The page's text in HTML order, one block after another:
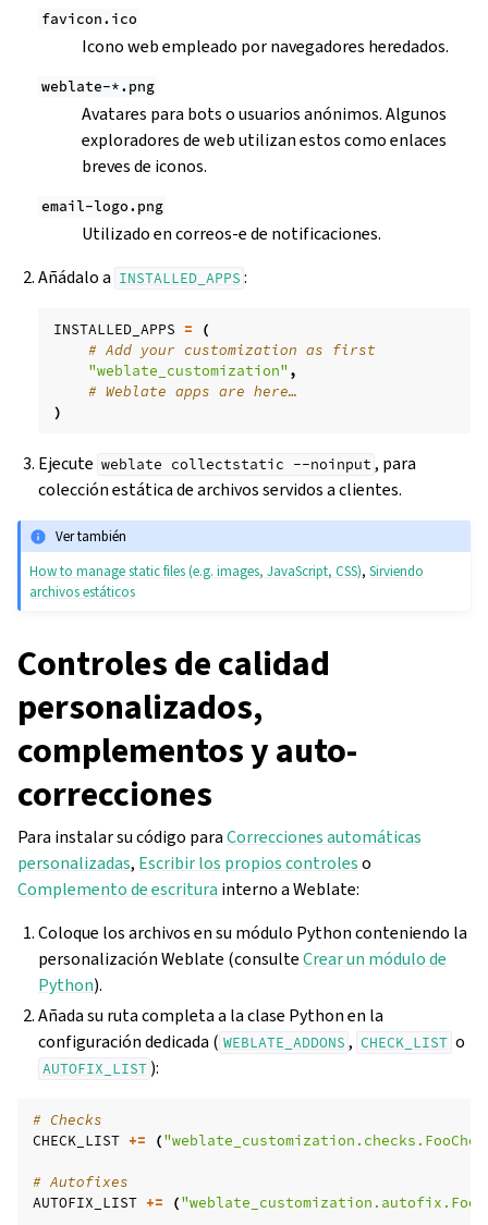
favicon.ico
Icono web empleado por navegadores heredados.
weblate-*.png
Avatares para bots o usuarios anónimos. Algunos
exploradores de web utilizan estos como enlaces
breves de iconos.
email-logo.png
Utilizado en correos-e de notificaciones.
Añádalo a INSTALLED_APPS :
INSTALLED_APPS =
(
# Add your customization as first
"weblate_customization",
# Weblate apps are here…
)
Ejecute weblate collectstatic --noinput , para
colección estática de archivos servidos a clientes.
Ver también
How to manage static files (e.g. images, JavaScript, CSS),Sirviendo
archivos estáticos
Controles de calidad
personalizados,
complementos y auto-
correcciones
Para instalar su código paraCorrecciones automáticas
personalizadas, Escribir los propios controleso
Complemento de escritura interno a Weblate:
Coloque los archivos en su módulo Python conteniendo la
personalización Weblate (consulteCrear un módulo de
Python).
Añada su ruta completa a la clase Python en la
configuración dedicada ( WEBLATE_ADDONS , CHECK_LIST o
AUTOFIX_LIST ):
# Checks
CHECK_LIST += (
# Autofixes
AUTOFIX_LIST += (